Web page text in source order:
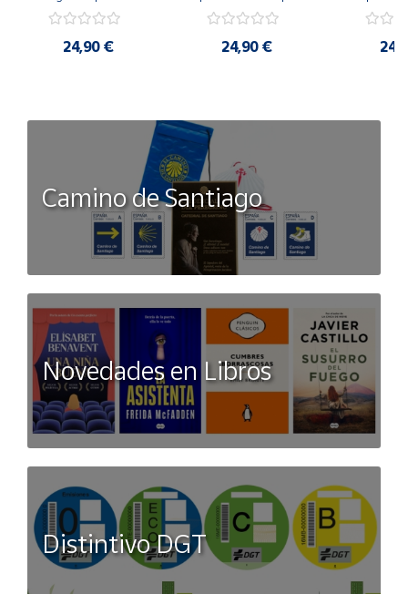
Baleares
24,90 € 24,90 €
Camino de Santiago
Novedades en Libros
Distintivo DGT